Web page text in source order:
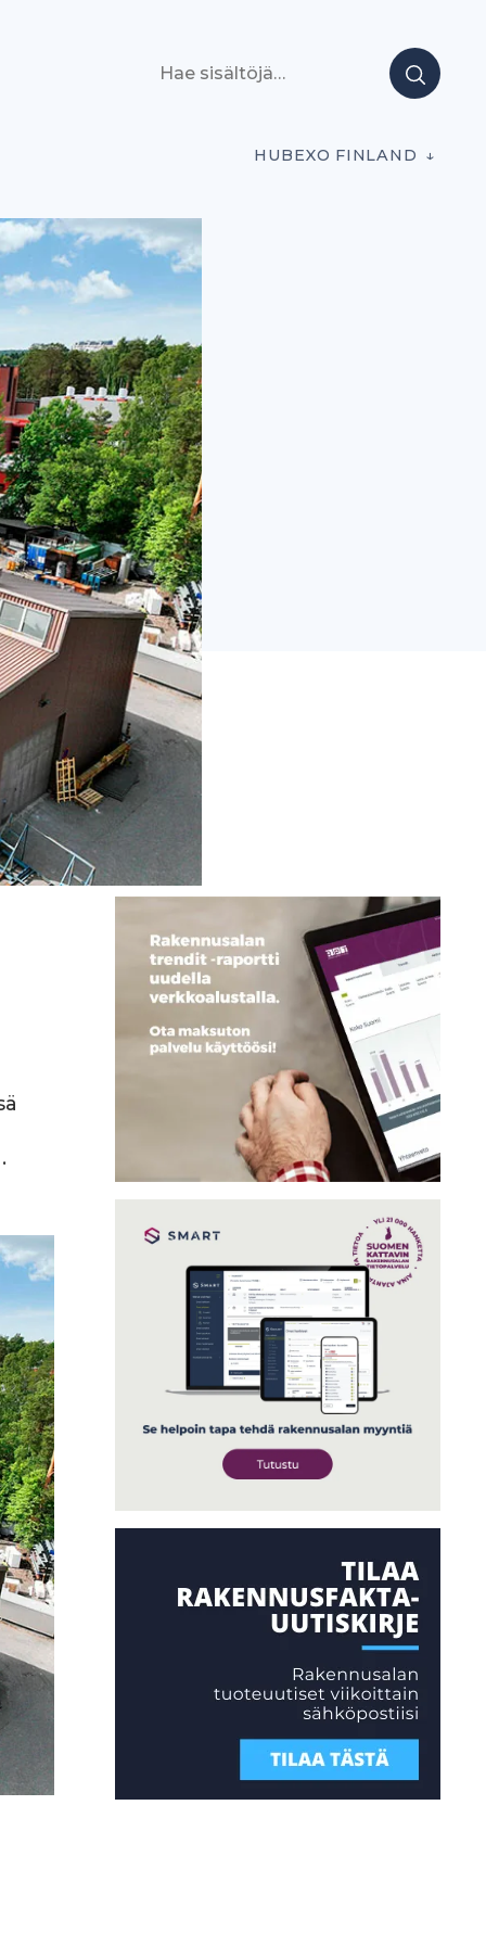
HUBEXO FINLAND